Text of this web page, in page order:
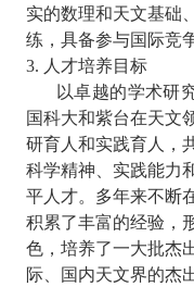
实的数理和天文基础
练，具备参与国际竞
3. 人才培养目标
以卓越的学术研
国科大和紫台在天文
研育人和实践育人，
科学精神、实践能力
平人才。多年来不断
积累了丰富的经验，
色，培养了一大批杰
际、国内天文界的杰